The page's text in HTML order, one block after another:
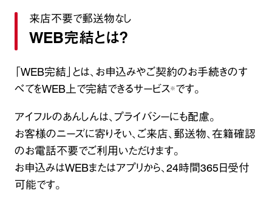
来店不要で郵送物なし
WEB完結とは？
「WEB完結」とは、お申込みやご契約のお手続きのす
べてをWEB上で完結できるサービス※です。
アイフルのあんしんは、プライバシーにも配慮。
お客様のニーズに寄りそい、ご来店、郵送物、在籍確認
のお電話不要でご利用いただけます。
お申込みはWEBまたはアプリから、24時間365日受付
可能です。